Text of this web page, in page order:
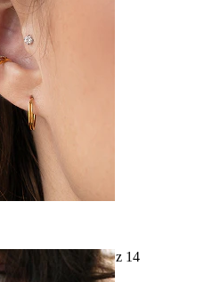
Přední helix
a elegantní ozdoba z 14